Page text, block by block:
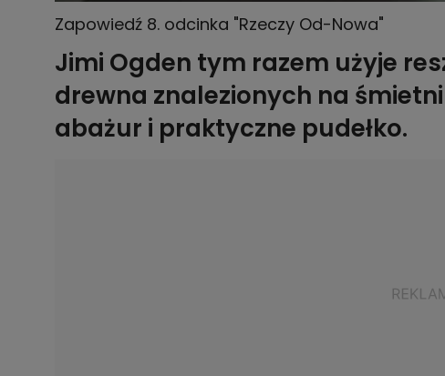
Zapowiedź 8. odcinka "Rzeczy Od-Nowa"
Jimi Ogden tym razem użyje
drewna znalezionych na
abażur i praktyczne pudełko.